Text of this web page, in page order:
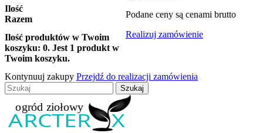
Podane ceny są cenami brutto
Realizuj zamówienie
Ilość
Razem
Ilość produktów w Twoim
koszyku: 0. Jest 1 produkt w
Twoim koszyku.
Kontynuuj zakupy Przejdź do realizacji zamówienia
Szukaj